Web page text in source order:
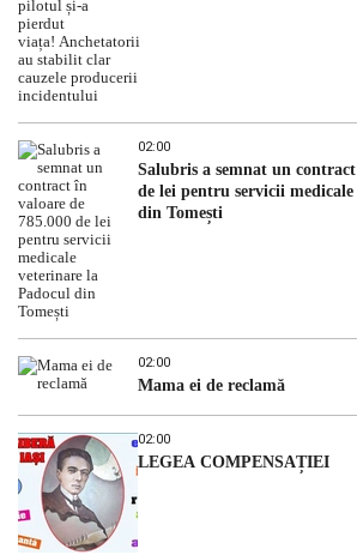
02:00
Salubris a semnat un
de lei pentru servicii
din Tomești
02:00
Mama ei de reclamă
02:00
LEGEA COMPENSAȚIEI